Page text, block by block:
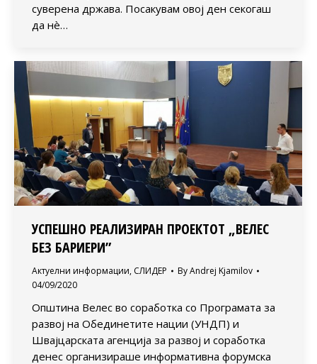
суверена држава. Посакувам овој ден секогаш
да нè…
УСПЕШНО РЕАЛИЗИРАН ПРОЕКТОТ „ВЕЛЕС
БЕЗ БАРИЕРИ”
Актуелни информации, СЛИДЕР ByAndrej Kjamilov
04/09/2020
Општина Велес во соработка со Програмата за
развој на Обединетите нации (УНДП) и
Швајцарската агенција за развој и соработка
денес организираше информативна форумска